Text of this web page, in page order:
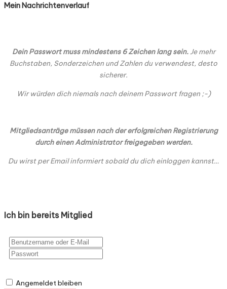
Mein Nachrichtenverlauf
Dein Passwort muss mindestens 6 Zeichen lang sein.Je mehr
Buchstaben, Sonderzeichen und Zahlen du verwendest, desto
sicherer.
Wir würden dich niemals nach deinem Passwort fragen ;-)
Mitgliedsanträge müssen nach der erfolgreichen Registrierung
durch einen Administrator freigegeben werden.
Du wirst per Email informiert sobald du dich einloggen kannst…
Ich bin bereits Mitglied
Angemeldet bleiben